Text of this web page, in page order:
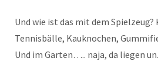
Und wie ist das mit dem Spielzeug?
Tennisbälle, Kauknochen,
Und im Garten….. naja, da liegen